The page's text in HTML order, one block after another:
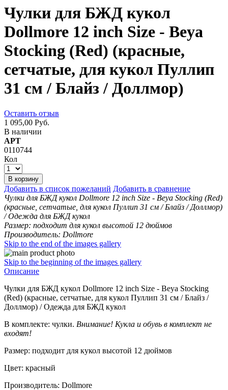
Чулки для БЖД кукол
Dollmore 12 inch Size - Beya
Stocking (Red) (красные,
сетчатые, для кукол Пуллип
31 см / Блайз / Доллмор)
Оставить отзыв
1 095,00 Руб.
В наличии
АРТ
0110744
Кол
В корзину
Добавить в список пожеланий Добавить в сравнение
Чулки для БЖД кукол Dollmore 12 inch Size - Beya Stocking (Red)
(красные, сетчатые, для кукол Пуллип 31 см / Блайз / Доллмор)
/ Одежда для БЖД кукол
Размер: подходит для кукол высотой 12 дюймов
Производитель: Dollmore
Skip to the end of the images gallery
Skip to the beginning of the images gallery
Описание
Чулки для БЖД кукол Dollmore 12 inch Size - Beya Stocking
(Red) (красные, сетчатые, для кукол Пуллип 31 см / Блайз /
Доллмор) / Одежда для БЖД кукол
В комплекте: чулки. Внимание! Кукла и обувь в комплект не
входят!
Размер: подходит для кукол высотой 12 дюймов
Цвет: красный
Производитель: Dollmore